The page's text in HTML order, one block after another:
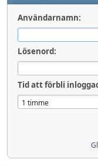
Användarnamn:
Lösenord:
Tid att förbli